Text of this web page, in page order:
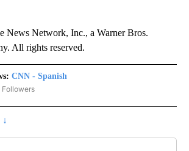
Network, Inc., a Warner Bros.
All rights reserved.
CNN - Spanish
"CNN - SPANISH" TO RECEIVE NOTIFICATIONS ABOUT
Followers